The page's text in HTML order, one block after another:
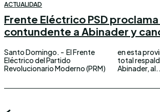
ACTUALIDAD
Frente Eléctrico PSD
contundente a Abinader y
Santo Domingo. - El Frente
Eléctrico del Partido
Revolucionario Moderno (PRM)
en esta provincia manifestó su
total respaldo al presidente Luis
Abinader,